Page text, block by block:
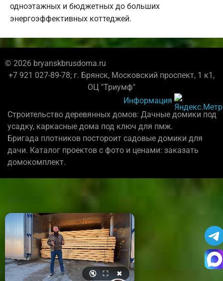
одноэтажных и бюджетных до больших
энергоэффективных коттеджей.
© 2026 bryanskbrusdoma.ru
+7 921 027-89-78; г. Брянск, Московский проспект, 1 к1,
ОЦ "Триумф"
Информация
Строительство деревянных домов: Дачные домики под
усадку, каркасные дома под ключ для пмж.
Бригада плотников постороит садовые домики для
дачи. Каталог проектов с фото и ценами: заказать
домокомплект.
🔇 ⛶ ✖